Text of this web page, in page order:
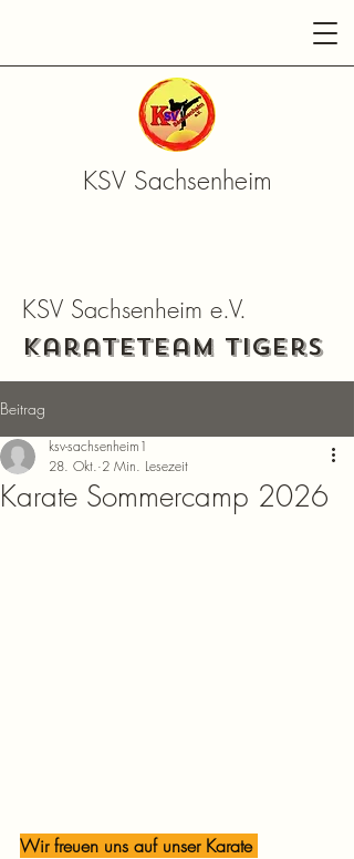
KSV Sachsenheim
KSV Sachsenheim e.V.
Karateteam Tigers
Beitrag
Karate Sommercamp 2026
ksv-sachsenheim1
28. Okt. 2 Min. Lesezeit
Wir freuen uns auf unser Karate